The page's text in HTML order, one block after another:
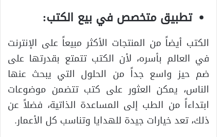
تطبيق متخصص في بيع الكتب:
الكتب أيضاً من المنتجات الأكثر مبيعاً على الإنترنت
في العالم بأسره، لأن الكتب تتمتع بقدرتها على
ضم حيز واسع جداً من الحلول التي يبحث عنها
الناس، يمكن العثور على كتب تتضمن موضوعات
ابتداءاً من الطب إلى المساعدة الذاتية، فضلاً عن
ذلك، تعد خيارات جيدة للهدايا وتناسب كل الأعمار.